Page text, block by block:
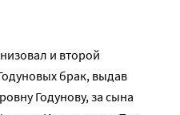
и второй
брак, выдав
Годунову, за сына